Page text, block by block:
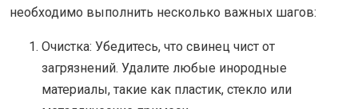
необходимо выполнить несколько важных шагов:
Очистка: Убедитесь, что свинец чист от
загрязнений. Удалите любые инородные
материалы, такие как пластик, стекло или